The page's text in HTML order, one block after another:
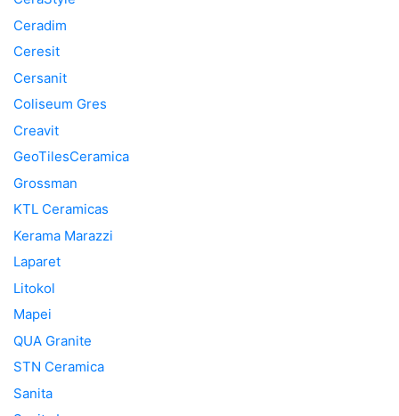
Ceradim
Ceresit
Cersanit
Coliseum Gres
Creavit
GeoTilesCeramica
Grossman
KTL Ceramicas
Kerama Marazzi
Laparet
Litokol
Mapei
QUA Granite
STN Ceramica
Sanita